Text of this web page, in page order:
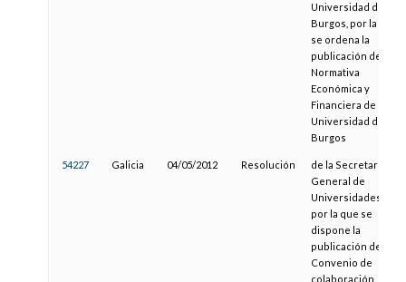
Universidad de
Burgos, por la que
se ordena la
publicación de la
Normativa
Económica y
Financiera de la
Universidad de
Burgos
54227 Galicia 04/05/2012 Resolución
de la Secretaría
General de
Universidades,
por la que se
dispone la
publicación del
Convenio de
colaboración